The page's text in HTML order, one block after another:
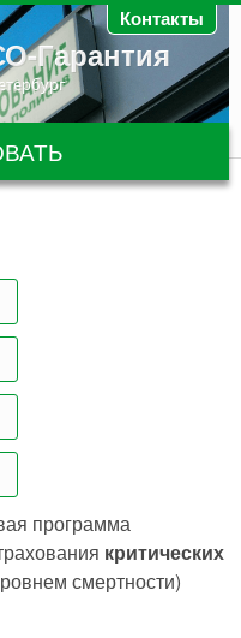
Контакты
Гарантия
программа
критических
смертности)